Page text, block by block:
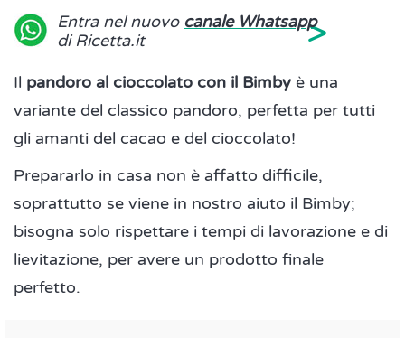
Entra nel nuovo canale Whatsapp
di Ricetta.it
>
Il pandoro al cioccolato con il Bimby è una
variante del classico pandoro, perfetta per tutti
gli amanti del cacao e del cioccolato!
Prepararlo in casa non è affatto difficile,
soprattutto se viene in nostro aiuto il Bimby;
bisogna solo rispettare i tempi di lavorazione e di
lievitazione, per avere un prodotto finale
perfetto.